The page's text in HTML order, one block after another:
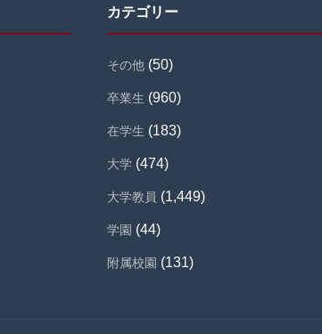
カテゴリー
その他 (50)
卒業生 (960)
在学生 (183)
大学 (474)
大学教員 (1,449)
学園 (44)
附属校園 (131)